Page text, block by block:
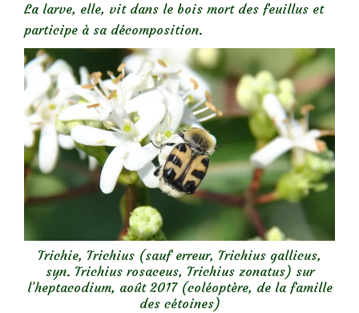
La larve, elle, vit dans le bois mort des feuillus et
participe à sa décomposition.
Trichie, Trichius (sauf erreur, Trichius gallicus,
syn. Trichius rosaceus, Trichius zonatus) sur
l’heptacodium, août 2017 (coléoptère, de la famille
des cétoines)